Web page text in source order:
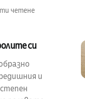
четене
си
и